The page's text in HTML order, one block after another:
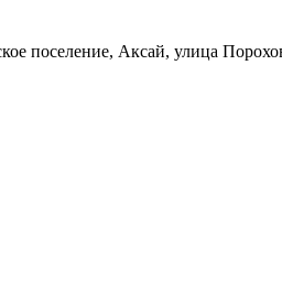
поселение, Аксай, улица